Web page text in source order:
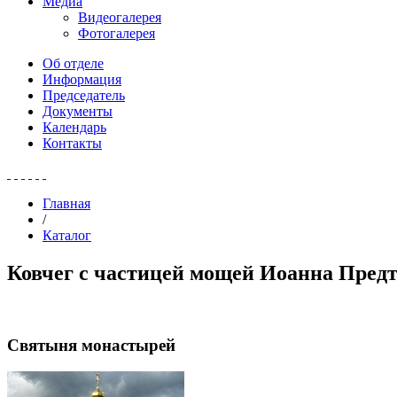
Видеогалерея
Фотогалерея
Об отделе
Информация
Председатель
Документы
Календарь
Контакты
Главная
/
Каталог
Ковчег с частицей мощей Иоанна
Святыня монастырей